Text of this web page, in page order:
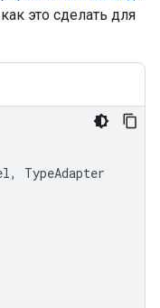
это сделать для
, TypeAdapter